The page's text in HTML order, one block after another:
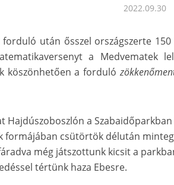
2022.09.30
után ősszel országszerte
a Medvematek
köszönhetően a forduló
Hajdúszoboszlón a
formájában csütörtök délután
még játszottunk kicsit a
tértünk haza Ebesre.